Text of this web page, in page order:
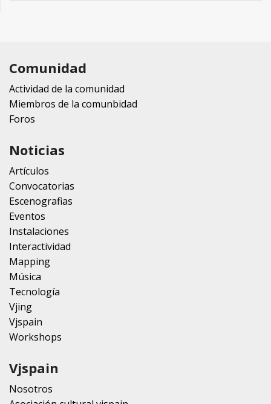
Comunidad
Actividad de la comunidad
Miembros de la comunbidad
Foros
Noticias
Artículos
Convocatorias
Escenografias
Eventos
Instalaciones
Interactividad
Mapping
Música
Tecnología
Vjing
Vjspain
Workshops
Vjspain
Nosotros